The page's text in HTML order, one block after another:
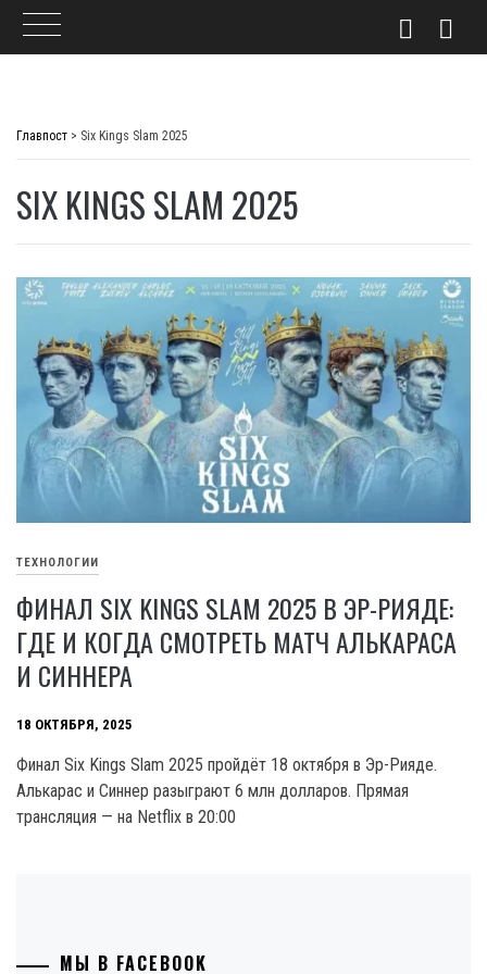
Главпост > Six Kings Slam 2025
SIX KINGS SLAM 2025
ТЕХНОЛОГИИ
ФИНАЛ SIX KINGS SLAM 2025 В ЭР-РИЯДЕ:
ГДЕ И КОГДА СМОТРЕТЬ МАТЧ АЛЬКАРАСА
И СИННЕРА
18 ОКТЯБРЯ, 2025
Финал Six Kings Slam 2025 пройдёт 18 октября в Эр-Рияде.
Алькарас и Синнер разыграют 6 млн долларов. Прямая
трансляция — на Netflix в 20:00
МЫ В FACEBOOK